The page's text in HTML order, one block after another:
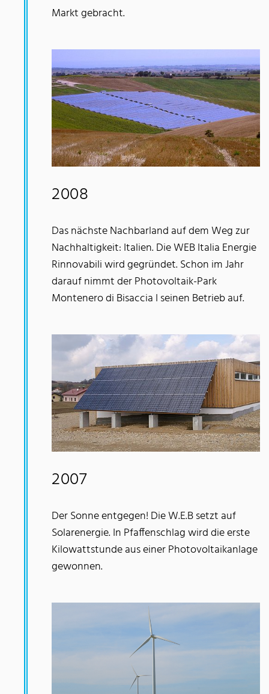
Markt gebracht.
2008
Das nächste Nachbarland auf dem Weg zur
Nachhaltigkeit: Italien. Die WEB Italia Energie
Rinnovabili wird gegründet. Schon im Jahr
darauf nimmt der Photovoltaik-Park
Montenero di Bisaccia I seinen Betrieb auf.
2007
Der Sonne entgegen! Die W.E.B setzt auf
Solarenergie. In Pfaffenschlag wird die erste
Kilowattstunde aus einer Photovoltaikanlage
gewonnen.